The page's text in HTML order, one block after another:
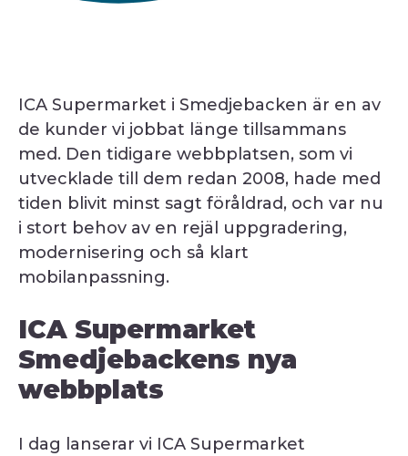
ICA Supermarket i Smedjebacken är en av
de kunder vi jobbat länge tillsammans
med. Den tidigare webbplatsen, som vi
utvecklade till dem redan 2008, hade med
tiden blivit minst sagt föråldrad, och var nu
i stort behov av en rejäl uppgradering,
modernisering och så klart
mobilanpassning.
ICA Supermarket
Smedjebackens nya
webbplats
I dag lanserar vi ICA Supermarket